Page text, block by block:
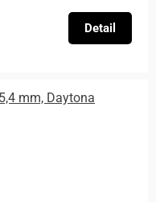
Detail
mm, Daytona